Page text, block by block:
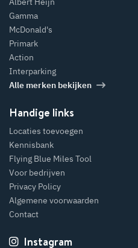
Gamma
McDonald's
Primark
Action
Interparking
Alle merken bekijken
Handige links
Locaties toevoegen
Kennisbank
Flying Blue Miles Tool
Voor bedrijven
Privacy Policy
Algemene voorwaarden
Contact
Instagram